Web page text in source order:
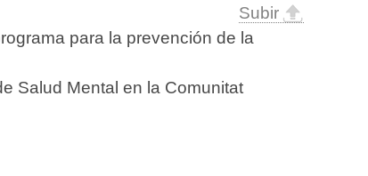
Subir
para la prevención de la
Salud Mental en la Comunitat